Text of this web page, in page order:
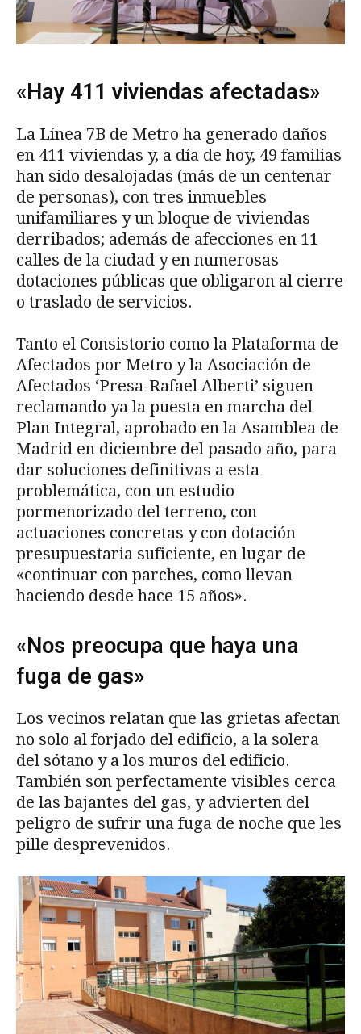
«Hay 411 viviendas afectadas»
La Línea 7B de Metro ha generado daños
en 411 viviendas y, a día de hoy, 49 familias
han sido desalojadas (más de un centenar
de personas), con tres inmuebles
unifamiliares y un bloque de viviendas
derribados; además de afecciones en 11
calles de la ciudad y en numerosas
dotaciones públicas que obligaron al cierre
o traslado de servicios.
Tanto el Consistorio como la Plataforma de
Afectados por Metro y la Asociación de
Afectados ‘Presa-Rafael Alberti’ siguen
reclamando ya la puesta en marcha del
Plan Integral, aprobado en la Asamblea de
Madrid en diciembre del pasado año, para
dar soluciones definitivas a esta
problemática, con un estudio
pormenorizado del terreno, con
actuaciones concretas y con dotación
presupuestaria suficiente, en lugar de
«continuar con parches, como llevan
haciendo desde hace 15 años».
«Nos preocupa que haya una
fuga de gas»
Los vecinos relatan que las grietas afectan
no solo al forjado del edificio, a la solera
del sótano y a los muros del edificio.
También son perfectamente visibles cerca
de las bajantes del gas, y advierten del
peligro de sufrir una fuga de noche que les
pille desprevenidos.